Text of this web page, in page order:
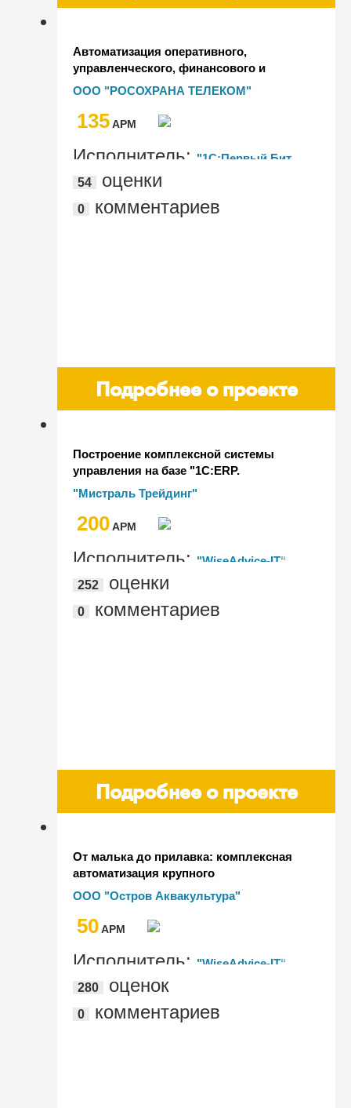
Автоматизация оперативного,
управленческого, финансового и
бухгалтерского учета в Группе
ООО "РОСОХРАНА ТЕЛЕКОМ"
135AРМ
Исполнитель: "1С:Первый Бит,
Санкт-Петербург – Центральный офис"
54 оценки
0 комментариев
Подробнее о проекте
Построение комплексной системы
управления на базе "1С:ERP.
Управление холдингом" (в составе
"1С:Корпорация") для Мистраль
Трейдинг
"Мистраль Трейдинг"
200AРМ
Исполнитель: "WiseAdvice-IT"
252
оценки
0 комментариев
Подробнее о проекте
От малька до прилавка: комплексная
автоматизация крупного
рыбоперерабатывающего предприятия
"Остров Аквакультура" на базе
"1С:ERP"
ООО "Остров Аквакультура"
50AРМ
Исполнитель: "WiseAdvice-IT"
280
оценок
0 комментариев